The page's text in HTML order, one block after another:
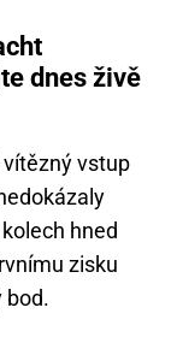
dnes živě
vstup
hned
zisku
bod.